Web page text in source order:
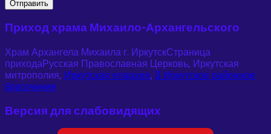
Приход храма Михаило-Архангельского
Храм Архангела Михаила г. ИркутскСтраница
приходаРусская Православная Церковь, Иркутская
митрополия, Иркутская епархия, II Иркутское районное
благочиние
Версия для слабовидящих